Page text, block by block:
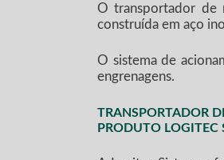
O transportador de
construída em aço
O sistema de
engrenagens.
TRANSPORTADOR
PRODUTO LOGITEC